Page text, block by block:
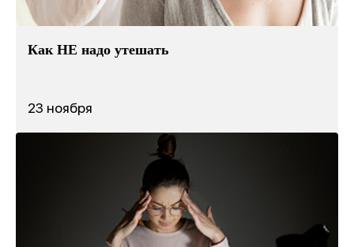
Как НЕ надо утешать
23 ноября